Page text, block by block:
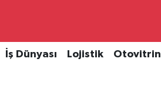
İş Dünyası Lojistik Otovitrin